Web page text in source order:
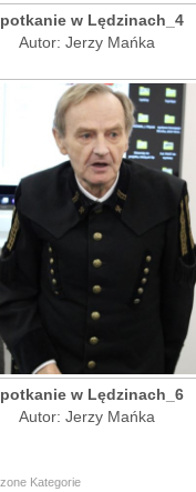
w Lędzinach_4
Autor: Jerzy Mańka
w Lędzinach_6
Autor: Jerzy Mańka
Kategorie